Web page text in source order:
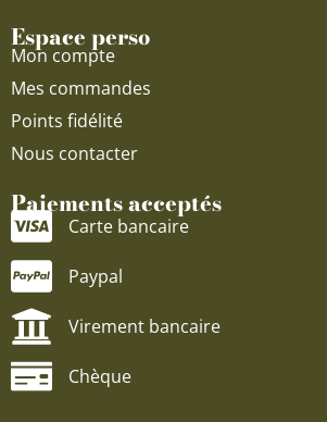
Espace perso
Mon compte
Mes commandes
Points fidélité
Nous contacter
Paiements acceptés
Carte bancaire
Paypal
Virement bancaire
Chèque